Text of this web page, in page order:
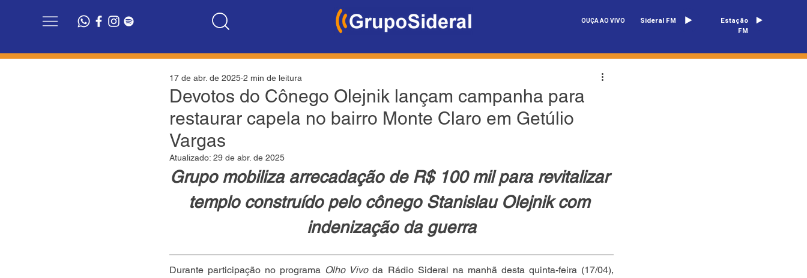
OUÇA AO VIVO Sideral FM
Estação
FM
Devotos do Cônego Olejnik lançam campanha para
restaurar capela no bairro Monte Claro em Getúlio
Vargas
17 de abr. de 2025 2 min de leitura
Atualizado: 29 de abr. de 2025
Grupo mobiliza arrecadação de R$ 100 mil para revitalizar
templo construído pelo cônego Stanislau Olejnik com
indenização da guerra
Durante participação no programa Olho Vivo da Rádio Sideral na manhã desta quinta-feira (17/04),